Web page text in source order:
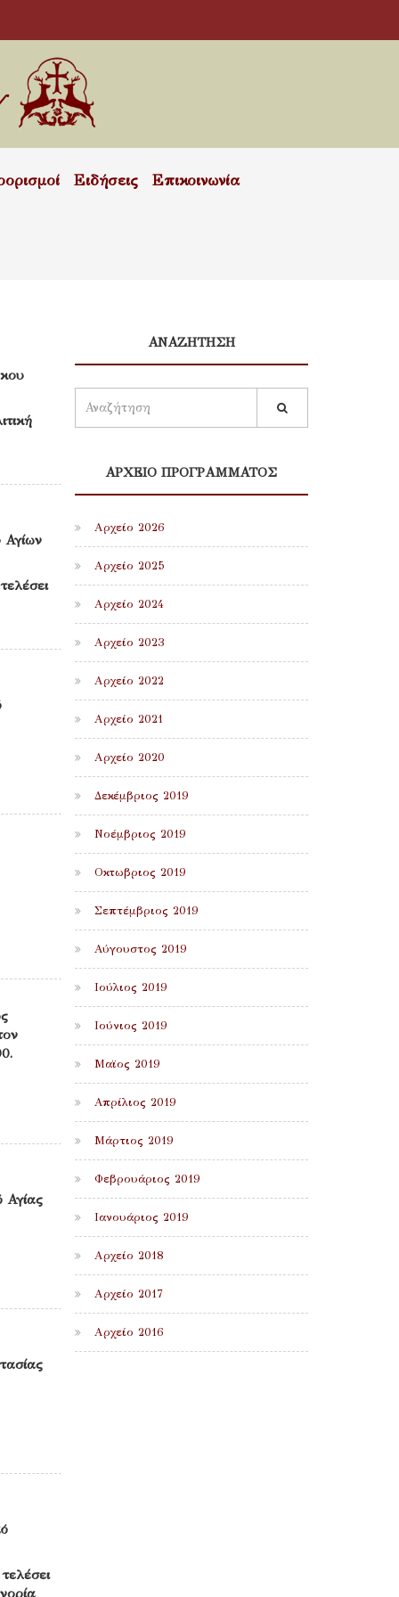
Ειδήσεις Επικοινωνία
Αγίων
Αγίας
ΑΝΑΖΗΤΗΣΗ
ΑΡΧΕΙΟ ΠΡΟΓΡΆΜΜΑΤΟΣ
Αρχείο 2026
Αρχείο 2025
Αρχείο 2024
Αρχείο 2023
Αρχείο 2022
Αρχείο 2021
Αρχείο 2020
Δεκέμβριος 2019
Νοέμβριος 2019
Οκτωβριος 2019
Σεπτέμβριος 2019
Αύγουστος 2019
Ιούλιος 2019
Ιούνιος 2019
Μαϊος 2019
Απρίλιος 2019
Μάρτιος 2019
Φεβρουάριος 2019
Ιανουάριος 2019
Αρχείο 2018
Αρχείο 2017
Αρχείο 2016